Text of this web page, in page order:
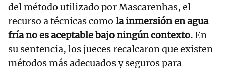
del método utilizado por Mascarenhas, el
recurso a técnicas como la inmersión en agua
fría no es aceptable bajo ningún contexto.En
su sentencia, los jueces recalcaron que existen
métodos más adecuados y seguros para